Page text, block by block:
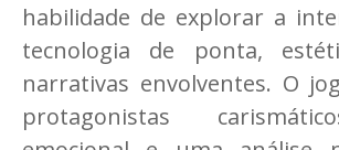
habilidade de explorar a
tecnologia de ponta,
narrativas envolventes. O
protagonistas